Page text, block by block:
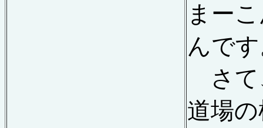
まー
んで
さて
道場